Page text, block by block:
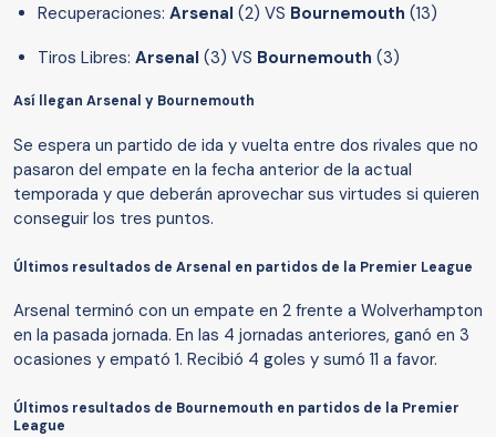
Recuperaciones: Arsenal (2) VS Bournemouth (13)
Tiros Libres: Arsenal (3) VS Bournemouth (3)
Así llegan Arsenal y Bournemouth
Se espera un partido de ida y vuelta entre dos rivales que no
pasaron del empate en la fecha anterior de la actual
temporada y que deberán aprovechar sus virtudes si quieren
conseguir los tres puntos.
Últimos resultados de Arsenal en partidos de la Premier League
Arsenal terminó con un empate en 2 frente a Wolverhampton
en la pasada jornada. En las 4 jornadas anteriores, ganó en 3
ocasiones y empató 1. Recibió 4 goles y sumó 11 a favor.
Últimos resultados de Bournemouth en partidos de la Premier
League